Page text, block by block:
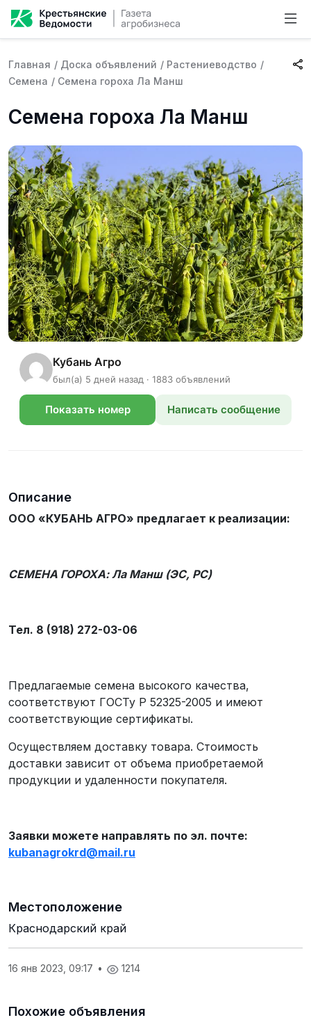
Главная / Доска объявлений / Растениеводство /
Семена / Семена гороха Ла Манш
Семена гороха Ла Манш
Кубань Агро
был(а) 5 дней назад · 1883 объявлений
Показать номер Написать сообщение
Описание
ООО «КУБАНЬ АГРО» предлагает к реализации:
СЕМЕНА ГОРОХА: Ла Манш (ЭС, РС)
Тел. 8 (918) 272-03-06
Предлагаемые семена высокого качества,
соответствуют ГОСТу Р 52325-2005 и имеют
соответствующие сертификаты.
Осуществляем доставку товара. Стоимость
доставки зависит от объема приобретаемой
продукции и удаленности покупателя.
Заявки можете направлять по эл. почте:
kubanagrokrd@mail.ru
Местоположение
Краснодарский край
16 янв 2023, 09:17 • 1214
Похожие объявления